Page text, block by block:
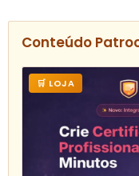
Conteúdo
🛒 LOJA